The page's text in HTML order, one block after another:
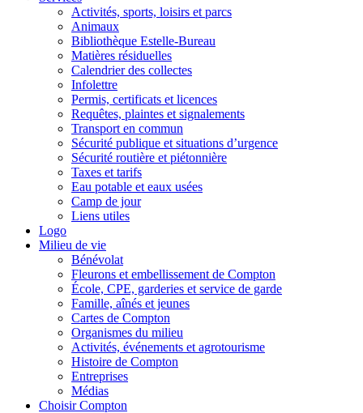
Activités, sports, loisirs et parcs
Animaux
Bibliothèque Estelle-Bureau
Matières résiduelles
Calendrier des collectes
Infolettre
Permis, certificats et licences
Requêtes, plaintes et signalements
Transport en commun
Sécurité publique et situations d’urgence
Sécurité routière et piétonnière
Taxes et tarifs
Eau potable et eaux usées
Camp de jour
Liens utiles
Logo
Milieu de vie
Bénévolat
Fleurons et embellissement de Compton
École, CPE, garderies et service de garde
Famille, aînés et jeunes
Cartes de Compton
Organismes du milieu
Activités, événements et agrotourisme
Histoire de Compton
Entreprises
Médias
Choisir Compton